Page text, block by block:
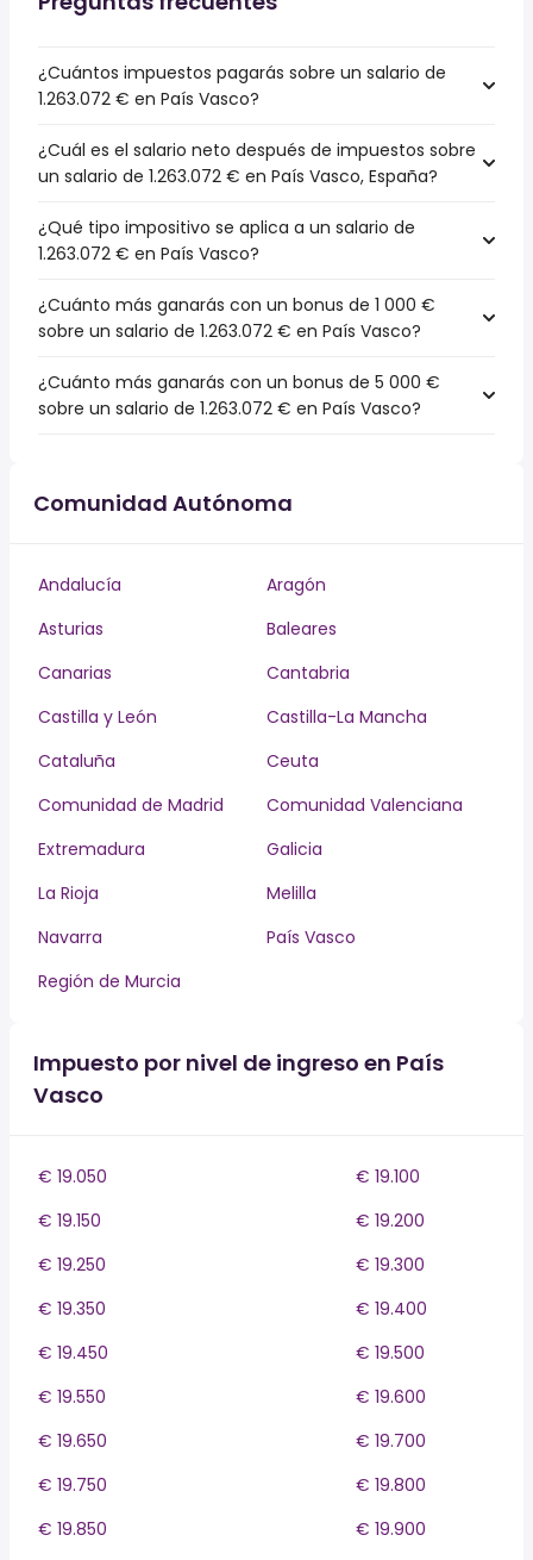
¿Cuántos impuestos pagarás sobre un salario de
1.263.072 € en País Vasco?
¿Cuál es el salario neto después de impuestos sobre
un salario de 1.263.072 € en País Vasco, España?
¿Qué tipo impositivo se aplica a un salario de
1.263.072 € en País Vasco?
¿Cuánto más ganarás con un bonus de 1 000 €
sobre un salario de 1.263.072 € en País Vasco?
¿Cuánto más ganarás con un bonus de 5 000 €
sobre un salario de 1.263.072 € en País Vasco?
Comunidad Autónoma
Andalucía
Aragón
Asturias
Baleares
Canarias
Cantabria
Castilla y León
Castilla-La Mancha
Cataluña
Ceuta
Comunidad de Madrid
Comunidad Valenciana
Extremadura
Galicia
La Rioja
Melilla
Navarra
País Vasco
Región de Murcia
Impuesto por nivel de ingreso en País
Vasco
€ 19.050
€ 19.100
€ 19.150
€ 19.200
€ 19.250
€ 19.300
€ 19.350
€ 19.400
€ 19.450
€ 19.500
€ 19.550
€ 19.600
€ 19.650
€ 19.700
€ 19.750
€ 19.800
€ 19.850
€ 19.900